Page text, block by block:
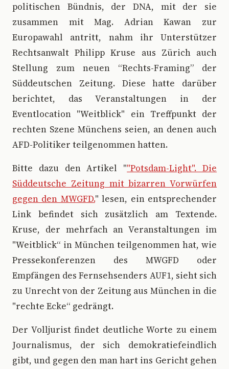
politischen Bündnis, der DNA, mit der sie
zusammen mit Mag. Adrian Kawan zur
Europawahl antritt, nahm ihr Unterstützer
Rechtsanwalt Philipp Kruse aus Zürich auch
Stellung zum neuen “Rechts-Framing” der
Süddeutschen Zeitung. Diese hatte darüber
berichtet, das Veranstaltungen in der
Eventlocation "Weitblick" ein Treffpunkt der
rechten Szene Münchens seien, an denen auch
AFD-Politiker teilgenommen hatten.
Bitte dazu den Artikel ""Potsdam-Light". Die
Süddeutsche Zeitung mit bizarren Vorwürfen
gegen den MWGFD." lesen, ein entsprechender
Link befindet sich zusätzlich am Textende.
Kruse, der mehrfach an Veranstaltungen im
"Weitblick“ in München teilgenommen hat, wie
Pressekonferenzen des MWGFD oder
Empfängen des Fernsehsenders AUF1, sieht sich
zu Unrecht von der Zeitung aus München in die
"rechte Ecke“ gedrängt.
Der Volljurist findet deutliche Worte zu einem
Journalismus, der sich demokratiefeindlich
gibt, und gegen den man hart ins Gericht gehen